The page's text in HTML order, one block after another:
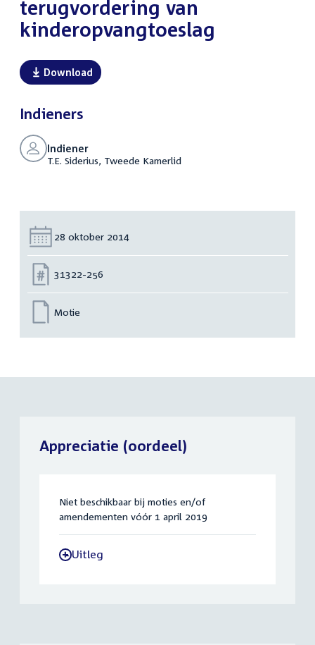
terugvordering van
kinderopvangtoeslag
Download
Indieners
Indiener
T.E. Siderius, Tweede Kamerlid
Datum:
28 oktober 2014
Nummer:
31322-256
Motie
Appreciatie (oordeel)
Niet beschikbaar bij moties en/of
amendementen vóór 1 april 2019
-Uitleg